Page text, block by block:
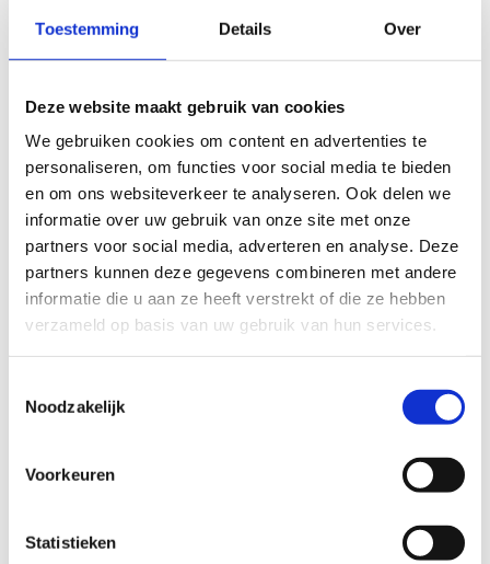
Toestemming Details Over
Deze website maakt gebruik van cookies
We gebruiken cookies om content en advertenties te
personaliseren, om functies voor social media te bieden
en om ons websiteverkeer te analyseren. Ook delen we
informatie over uw gebruik van onze site met onze
partners voor social media, adverteren en analyse. Deze
partners kunnen deze gegevens combineren met andere
informatie die u aan ze heeft verstrekt of die ze hebben
verzameld op basis van uw gebruik van hun services.
Noodzakelijk
Voorkeuren
Statistieken
Lopen